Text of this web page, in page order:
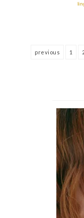
previous 1